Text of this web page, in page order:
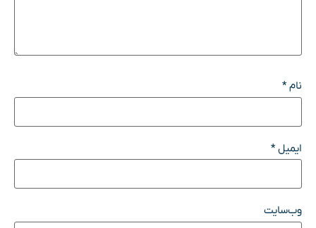
نام*
ایمیل*
وب‌سایت